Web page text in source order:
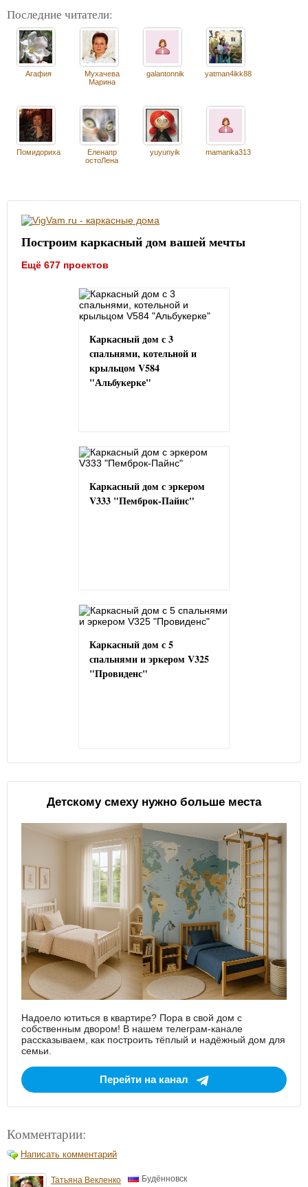
Последние читатели:
Агафия
Мухачева
Марина
galantonnik yatman4ikk88
Помидориха
Еленапр
остоЛена
yuyunyik mamanka313
Построим каркасный дом вашей мечты
Ещё 677 проектов
Каркасный дом с 3
спальнями, котельной и
крыльцом V584
"Альбукерке"
Каркасный дом с эркером
V333 "Пемброк-Пайнс"
Каркасный дом с 5
спальнями и эркером V325
"Провиденс"
Детскому смеху нужно больше места
Надоело ютиться в квартире? Пора в свой дом с
собственным двором! В нашем телеграм-канале
рассказываем, как построить тёплый и надёжный дом для
семьи.
Перейти на канал
Комментарии:
Написать комментарий
Татьяна Векленко Будённовск